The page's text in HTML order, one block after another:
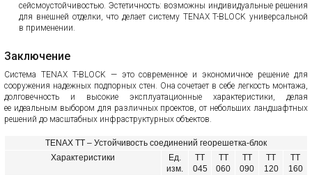
сейсмоустойчивостью. Эстетичность: возможны индивидуальные решения
для внешней отделки, что делает систему TENAX T-BLOCK универсальной
в применении.
Заключение
Система TENAX T-BLOCK — это современное и экономичное решение для
сооружения надежных подпорных стен. Она сочетает в себе легкость монтажа,
долговечность и высокие эксплуатационные характеристики, делая
ее идеальным выбором для различных проектов, от небольших ландшафтных
решений до масштабных инфраструктурных объектов.
TENAX TT – Устойчивость соединений георешетка-блок
Характеристики
Ед.
изм.
TT
045
TT
060
TT
090
TT
120
TT
160